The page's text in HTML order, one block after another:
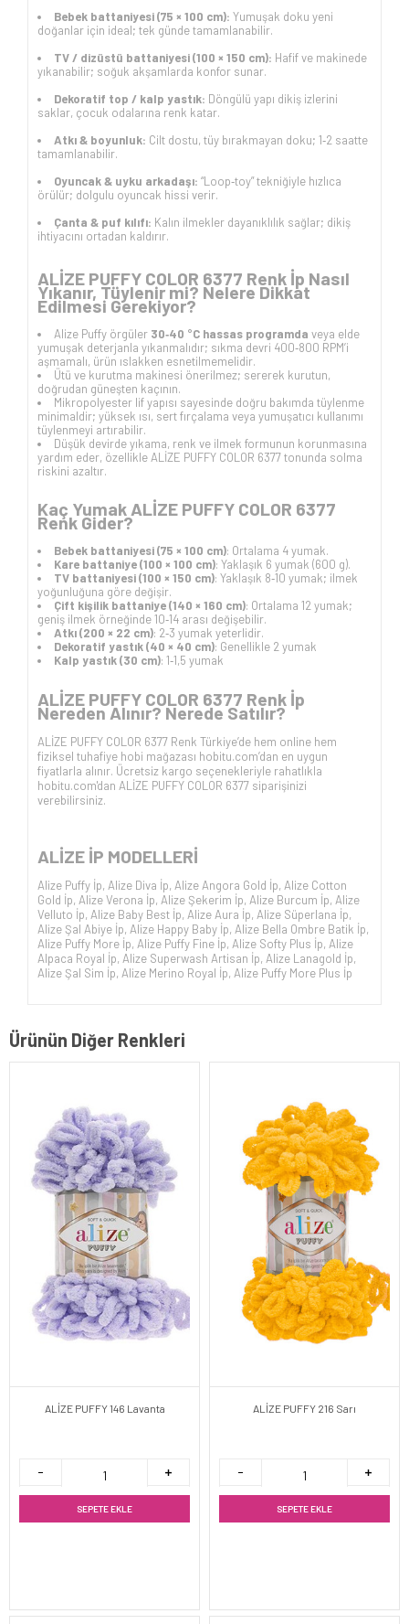
Bebek battaniyesi (75 × 100 cm): Yumuşak doku yeni
doğanlar için ideal; tek günde tamamlanabilir.
TV / dizüstü battaniyesi (100 × 150 cm): Hafif ve makinede
yıkanabilir; soğuk akşamlarda konfor sunar.
Dekoratif top / kalp yastık: Döngülü yapı dikiş izlerini
saklar, çocuk odalarına renk katar.
Atkı & boyunluk: Cilt dostu, tüy bırakmayan doku; 1‑2 saatte
tamamlanabilir.
Oyuncak & uyku arkadaşı: “Loop‑toy” tekniğiyle hızlıca
örülür; dolgulu oyuncak hissi verir.
Çanta & puf kılıfı: Kalın ilmekler dayanıklılık sağlar; dikiş
ihtiyacını ortadan kaldırır.
ALİZE PUFFY COLOR 6377 Renk İp Nasıl
Yıkanır, Tüylenir mi? Nelere Dikkat
Edilmesi Gerekiyor?
Alize Puffy örgüler 30‑40 °C hassas programda veya elde
yumuşak deterjanla yıkanmalıdır; sıkma devri 400‑800 RPM’i
aşmamalı, ürün ıslakken esnetilmemelidir.
Ütü ve kurutma makinesi önerilmez; sererek kurutun,
doğrudan güneşten kaçının.
Mikropolyester lif yapısı sayesinde doğru bakımda tüylenme
minimaldir; yüksek ısı, sert fırçalama veya yumuşatıcı kullanımı
tüylenmeyi artırabilir.
Düşük devirde yıkama, renk ve ilmek formunun korunmasına
yardım eder, özellikle ALİZE PUFFY COLOR 6377 tonunda solma
riskini azaltır.
Kaç Yumak ALİZE PUFFY COLOR 6377
Renk Gider?
Bebek battaniyesi (75 × 100 cm): Ortalama 4 yumak.
Kare battaniye (100 × 100 cm): Yaklaşık 6 yumak (600 g).
TV battaniyesi (100 × 150 cm): Yaklaşık 8‑10 yumak; ilmek
yoğunluğuna göre değişir.
Çift kişilik battaniye (140 × 160 cm): Ortalama 12 yumak;
geniş ilmek örneğinde 10‑14 arası değişebilir.
Atkı (200 × 22 cm): 2‑3 yumak yeterlidir.
Dekoratif yastık (40 × 40 cm): Genellikle 2 yumak
Kalp yastık (30 cm): 1‑1,5 yumak
ALİZE PUFFY COLOR 6377 Renk İp
Nereden Alınır? Nerede Satılır?
ALİZE PUFFY COLOR 6377 Renk Türkiye’de hem online hem
fiziksel tuhafiye hobi mağazası hobitu.com’dan en uygun
fiyatlarla alınır. Ücretsiz kargo seçenekleriyle rahatlıkla
hobitu.com'dan ALİZE PUFFY COLOR 6377 siparişinizi
verebilirsiniz.
ALİZE İP MODELLERİ
Alize Puffy İp, Alize Diva İp, Alize Angora Gold İp, Alize Cotton
Gold İp, Alize Verona İp, Alize Şekerim İp, Alize Burcum İp, Alize
Velluto İp, Alize Baby Best İp, Alize Aura İp, Alize Süperlana İp,
Alize Şal Abiye İp, Alize Happy Baby İp, Alize Bella Ombre Batik İp,
Alize Puffy More İp, Alize Puffy Fine İp, Alize Softy Plus İp, Alize
Alpaca Royal İp, Alize Superwash Artisan İp, Alize Lanagold İp,
Alize Şal Sim İp, Alize Merino Royal İp, Alize Puffy More Plus İp
Ürünün Diğer Renkleri
ALİZE PUFFY 146 Lavanta
SEPETE EKLE
ALİZE PUFFY 216 Sarı
SEPETE EKLE